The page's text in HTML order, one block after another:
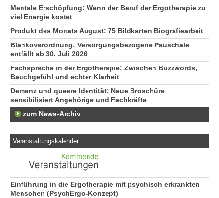
Mentale Erschöpfung: Wenn der Beruf der Ergotherapie zu
viel Energie kostet
Produkt des Monats August: 75 Bildkarten Biografiearbeit
Blankoverordnung: Versorgungsbezogene Pauschale
entfällt ab 30. Juli 2026
Fachsprache in der Ergotherapie: Zwischen Buzzwords,
Bauchgefühl und echter Klarheit
Demenz und queere Identität: Neue Broschüre
sensibilisiert Angehörige und Fachkräfte
zum News-Archiv
Veranstaltungskalender
Einführung in die Ergotherapie mit psychisch erkrankten
Menschen (PsychErgo-Konzept)